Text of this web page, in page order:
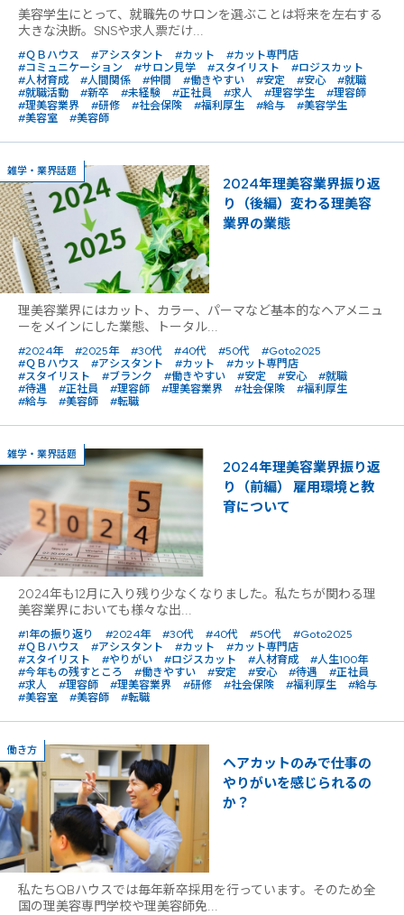
美容学生にとって、就職先のサロンを選ぶことは将来を左右する
大きな決断。SNSや求人票だけ...
#ＱＢハウス #アシスタント #カット
#カット専門店
#コミュニケーション
#サロン見学 #スタイリスト
#ロジスカット
#人材育成
#人間関係 #仲間 #働きやすい #安定 #安心
#就職
#就職活動
#新卒 #未経験 #正社員 #求人 #理容学生
#理容師
#理美容業界
#研修 #社会保険 #福利厚生 #給与
#美容学生
#美容室
#美容師
雑学・業界話題
2024年理美容業界振り返
り（後編）変わる理美容
業界の業態
理美容業界にはカット、カラー、パーマなど基本的なヘアメニュ
ーをメインにした業態、トータル...
#2024年 #2025年 #30代 #40代 #50代
#Goto2025
#ＱＢハウス
#アシスタント #カット
#カット専門店
#スタイリスト
#ブランク #働きやすい #安定 #安心
#就職
#待遇
#正社員 #理容師 #理美容業界 #社会保険
#福利厚生
#給与
#美容師 #転職
雑学・業界話題
2024年理美容業界振り返
り（前編） 雇用環境と教
育について
2024年も12月に入り残り少なくなりました。私たちが関わる理
美容業界においても様々な出...
#1年の振り返り #2024年 #30代 #40代 #50代
#Goto2025
#ＱＢハウス
#アシスタント #カット
#カット専門店
#スタイリスト
#やりがい #ロジスカット #人材育成
#人生100年
#今年もの残すところ
#働きやすい #安定 #安心 #待遇
#正社員
#求人
#理容師 #理美容業界 #研修 #社会保険 #福利厚生
#給与
#美容室
#美容師 #転職
働き方
ヘアカットのみで仕事の
やりがいを感じられるの
か？
私たちQBハウスでは毎年新卒採用を行っています。そのため全
国の理美容専門学校や理美容師免...